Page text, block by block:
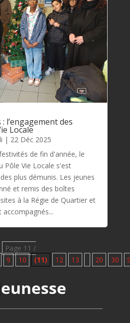
l’engagement des
Locale
| 22 Déc 2025
de fin d'année, le
Pôle Vie Locale s'est
plus démunis. Les jeunes
et remis des boîtes
à la Régie de Quartier et
accompagnés...
Page 11 /
9 10 (11) 12 13 20 30